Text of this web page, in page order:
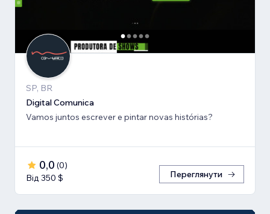
SP, BR
Digital Comunica
Vamos juntos escrever e pintar novas histórias?
0,0 (0)
Від 350 $
Переглянути